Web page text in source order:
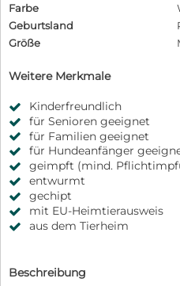
Farbe
Geburtsland
Größe
Weitere Merkmale
Kinderfreundlich
für Senioren geeignet
für Familien geeignet
für Hundeanfänger
geimpft (mind.
entwurmt
gechipt
mit EU-Heimtierausweis
aus dem Tierheim
Beschreibung